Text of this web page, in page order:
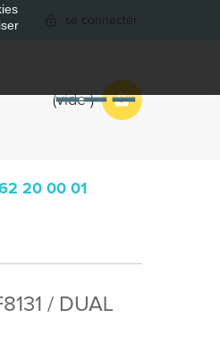
se connecter
vide
20 00 01
/ DUAL